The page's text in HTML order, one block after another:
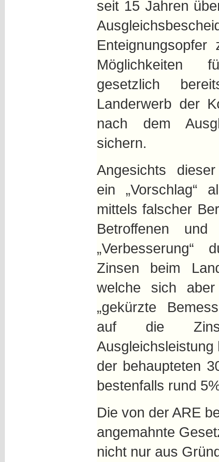
seit 15 Jahren
Möglichkeiten
gesetzlich
Landerwerb der
nach dem
sichern.
Angesichts
ein „Vorschlag“
mittels falscher
Betroffenen
„Verbesserung“
Zinsen beim
welche sich
„gekürzte
auf die
der behaupteten
bestenfalls rund
Die von der ARE
angemahnte
nicht nur aus